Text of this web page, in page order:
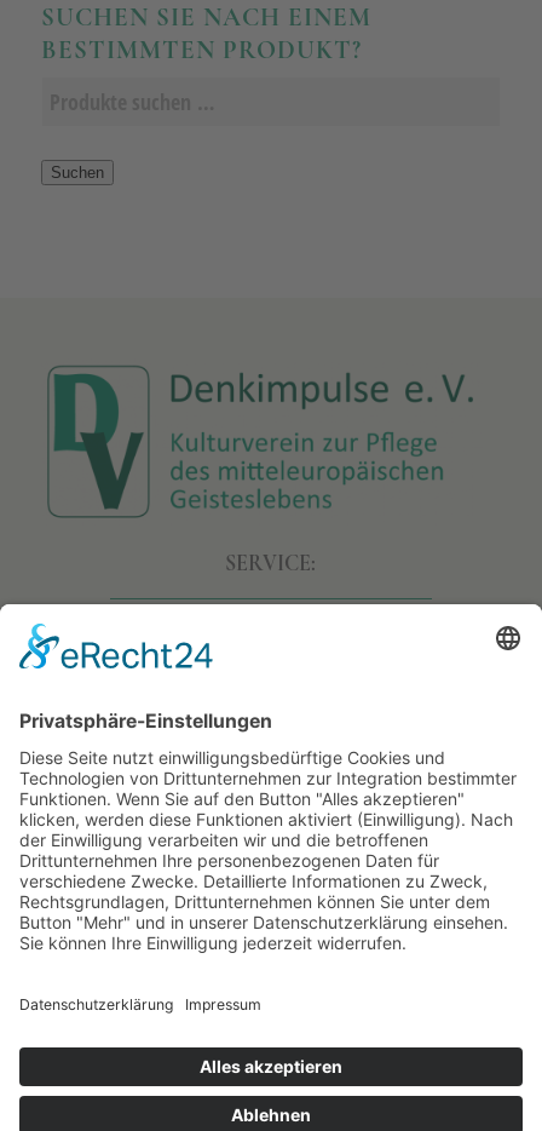
SUCHEN SIE NACH EINEM
BESTIMMTEN PRODUKT?
Suchen
SERVICE:
• Allgemeine Geschäftsbedingungen
• Widerruf
• Datenschutz
• Impressum
• WO GIBT ES DIE MÄRCHEN?
• WAS SIND DIE MÄRCHEN?